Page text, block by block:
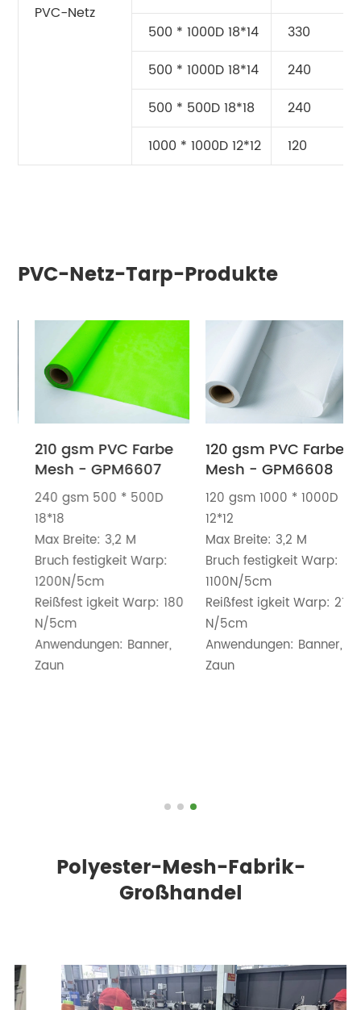
PVC-Netz
500 * 1000D 18*14
330
500 * 1000D 18*14
240
500 * 500D 18*18
240
1000 * 1000D 12*12
120
PVC-Netz-Tarp-Produkte
210 gsm PVC Farbe
Mesh - GPM6607
240 gsm 500 * 500D
18*18
Max Breite: 3,2 M
Bruch festigkeit Warp:
1200N/5cm
Reißfest igkeit Warp: 180
N/5cm
Anwendungen: Banner,
Zaun
120 gsm PVC Farbe
Mesh - GPM6608
120 gsm 1000 * 1000D
12*12
Max Breite: 3,2 M
Bruch festigkeit Warp:
1100N/5cm
Reißfest igkeit Warp: 210
N/5cm
Anwendungen: Banner,
Zaun
Polyester-Mesh-Fabrik-
Großhandel